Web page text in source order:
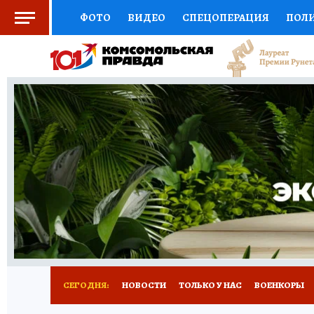
ФОТО ВИДЕО СПЕЦОПЕРАЦИЯ
СОЦПОДДЕРЖКА НАУКА СПОРТ
ВЫБОР ЭКСПЕРТОВ ДОКТОР
КНИЖНАЯ ПОЛКА ПРОГНОЗЫ НА СПОРТ
ПРЕСС-ЦЕНТР НЕДВИЖИМОСТЬ
РАДИО КП РЕКЛАМА ТЕСТЫ НОВОЕ
СЕГОДНЯ: НОВОСТИ ТОЛЬКО У НАС ВОЕНКОРЫ